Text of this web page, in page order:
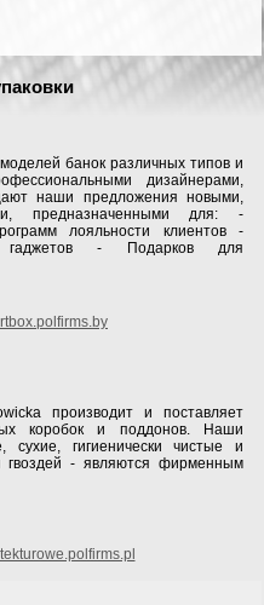
банок различных типов и
дизайнерами,
наши предложения новыми,
предназначенными для: -
лояльности клиентов -
гаджетов - Подарков для
производит и поставляет
коробок и поддонов. Наши
гигиенически чистые и
гвоздей - являются фирменным